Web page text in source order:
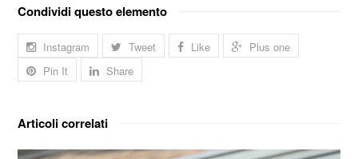
Condividi questo elemento
Instagram Tweet Like
Plus one
Pin It
Share
Articoli correlati